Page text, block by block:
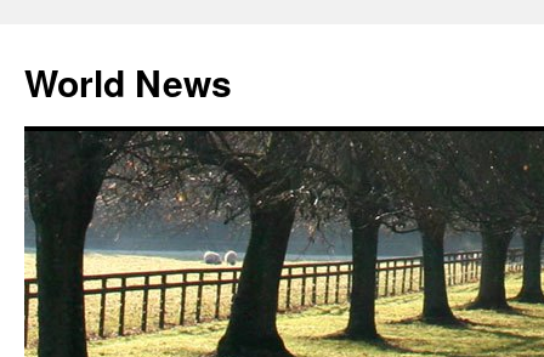
World News